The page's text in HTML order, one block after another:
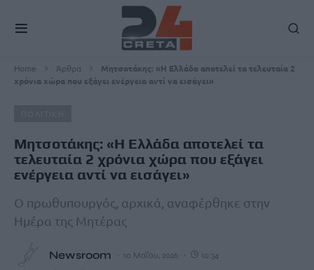
Home Άρθρα
Μητσοτάκης: «Η Ελλάδα αποτελεί τα τελευταία 2
χρόνια χώρα που εξάγει ενέργεια αντί να εισάγει»
Μητσοτάκης: «Η Ελλάδα αποτελεί τα
τελευταία 2 χρόνια χώρα που εξάγει
ενέργεια αντί να εισάγει»
Ο πρωθυπουργός, αρχικά, αναφέρθηκε στην
Ημέρα της Μητέρας
Newsroom 10 Μαΐου, 2026 10:34